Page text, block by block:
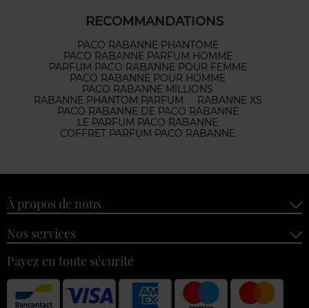
RECOMMANDATIONS
PACO RABANNE PHANTOME
PACO RABANNE PARFUM HOMME
PARFUM PACO RABANNE POUR FEMME
PACO RABANNE POUR HOMME
PACO RABANNE MILLIONS
RABANNE PHANTOM PARFUM
RABANNE XS
PACO RABANNE DE PACO RABANNE
LE PARFUM PACO RABANNE
COFFRET PARFUM PACO RABANNE
À propos de nous
Nos services
Payez en toute sécurité